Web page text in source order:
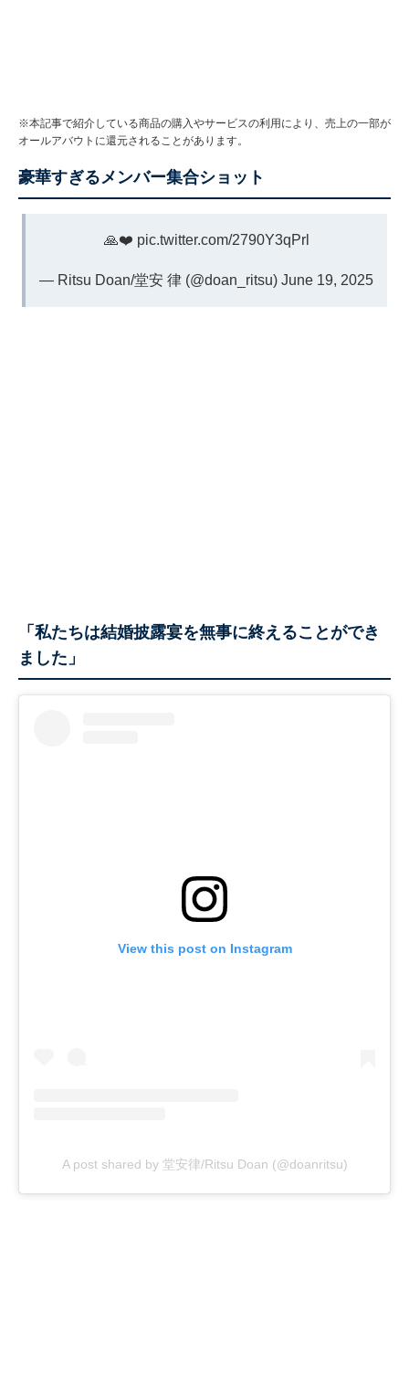
※本記事で紹介している商品の購入やサービスの利用により、売上の一部が
オールアバウトに還元されることがあります。
豪華すぎるメンバー集合ショット
🙏❤️ pic.twitter.com/2790Y3qPrl
— Ritsu Doan/堂安 律 (@doan_ritsu) June 19, 2025
「私たちは結婚披露宴を無事に終えることができ
ました」
View this post on Instagram
A post shared by 堂安律/Ritsu Doan (@doanritsu)